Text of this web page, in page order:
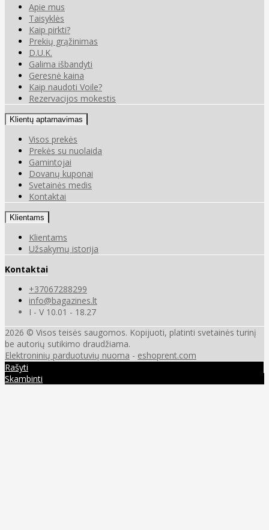
Apie mus
Taisyklės
Kaip pirkti?
Prekių grąžinimas
D.U.K.
Galima išbandyti
Geresnė kaina
Kaip naudoti Voile?
Rezervacijos mokestis
Klientų aptarnavimas
Visos prekės
Prekės su nuolaida
Gamintojai
Dovanų kuponai
Svetainės medis
Kontaktai
Klientams
Klientams
Užsakymų istorija
Kontaktai
+37067288299
info@bagazines.lt
I - V 10.01 - 18.27
2026 © Visos teisės saugomos. Kopijuoti, platinti svetainės turinį
be autorių sutikimo draudžiama.
Elektroninių parduotuvių nuoma - eshoprent.com
Rašyti
Skambinti